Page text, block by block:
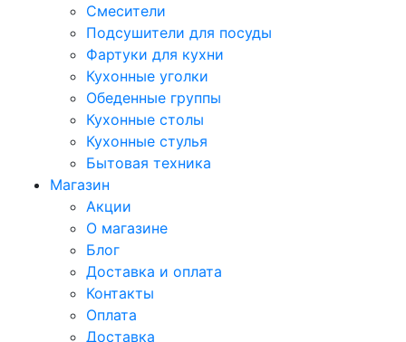
Смесители
Подсушители для посуды
Фартуки для кухни
Кухонные уголки
Обеденные группы
Кухонные столы
Кухонные стулья
Бытовая техника
Магазин
Акции
О магазине
Блог
Доставка и оплата
Контакты
Оплата
Доставка